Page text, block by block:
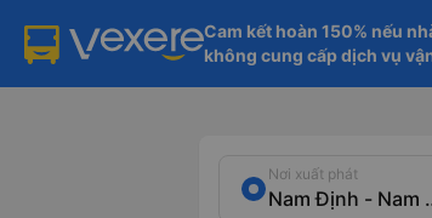
Cam kết hoàn 150% nếu
không cung cấp dịch vụ
Nơi xuất phát